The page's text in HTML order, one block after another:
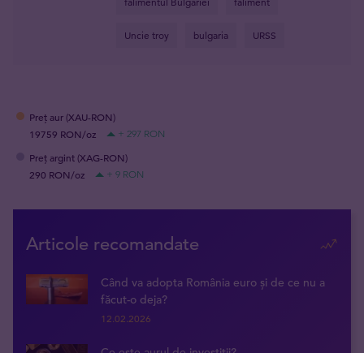
Uncie troy bulgaria URSS
Preț aur (XAU-RON)
19759 RON/oz
+ 297 RON
Preț argint (XAG-RON)
290 RON/oz
+ 9 RON
Articole recomandate
Când va adopta România euro și de ce nu a
făcut-o deja?
12.02.2026